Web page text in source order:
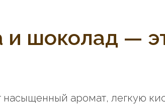
и шоколад —
насыщенный аромат, легкую